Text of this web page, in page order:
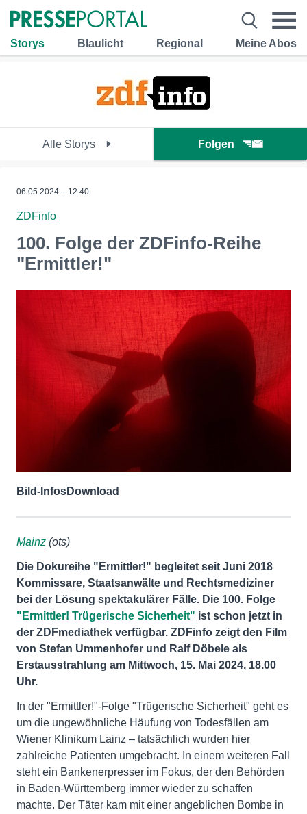
Storys Blaulicht Regional Meine Abos
Alle Storys Folgen
06.05.2024 – 12:40
ZDFinfo
100. Folge der ZDFinfo-Reihe
"Ermittler!"
Bild-InfosDownload
Mainz (ots)
Die Dokureihe "Ermittler!" begleitet seit Juni 2018
Kommissare, Staatsanwälte und Rechtsmediziner
bei der Lösung spektakulärer Fälle. Die 100. Folge
"Ermittler! Trügerische Sicherheit" ist schon jetzt in
der ZDFmediathek verfügbar. ZDFinfo zeigt den Film
von Stefan Ummenhofer und Ralf Döbele als
Erstausstrahlung am Mittwoch, 15. Mai 2024, 18.00
Uhr.
In der "Ermittler!"-Folge "Trügerische Sicherheit" geht es
um die ungewöhnliche Häufung von Todesfällen am
Wiener Klinikum Lainz – tatsächlich wurden hier
zahlreiche Patienten umgebracht. In einem weiteren Fall
steht ein Bankenerpresser im Fokus, der den Behörden
in Baden-Württemberg immer wieder zu schaffen
machte. Der Täter kam mit einer angeblichen Bombe in